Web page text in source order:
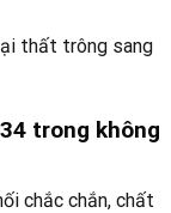
thất trông sang
trong không
chắc chắn, chất